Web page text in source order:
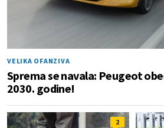
VELIKA OFANZIVA
Sprema se navala: Peugeot
2030. godine!
2